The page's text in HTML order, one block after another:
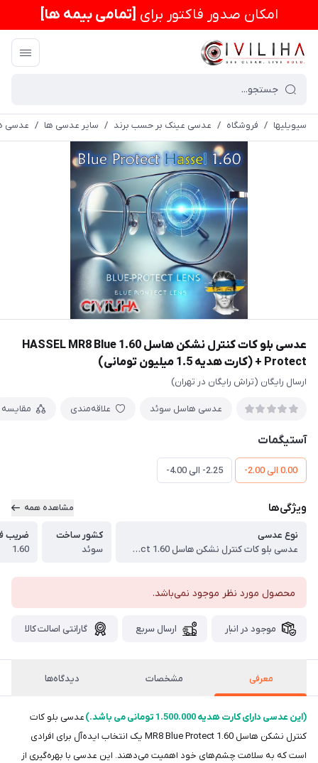
امكان صدور فاکتور برای [تمامی بیمه ها]
سیویلیها / فروشگاه / عدسی عینک بر حسب برند / سایر عدسی ها / عدسی
عدسی بلو کات کنترل نشکن هاسل 1.60 HASSEL MR8 Blue
Protect + (کارت هدیه 1.5 میلیون تومانی)
ارسال رایگان (تراش رایگان در تهران)
عدسی هاسل سوئد علاقه‌مندی مقایسه
آستیگمات
0.00 الی 2.00- 2.25- الی 4.00-
ویژگی‌ها مشاهده همه
نوع عدسی
عدسی بلو کات کنترل نشکن هاسل 1.60 HASSEL MR8 Blue Protect + (کارت هدیه یک و نیم میلیون تومانی)
کشور ساخت
سوئد
ضریب
1.60
محصول مورد نظر موجود نمی‌باشد.
موجود در انبار ارسال سریع گارانتی اصالت کالا
معرفی مشخصات دیدگاه‌ها
(این عدسی دارای کارت هدیه 1.500.000 تومانی می باشد.)
عدسی بلو کات
کنترل نشکن هاسل 1.60 MR8 Blue Protect یک انتخاب ایده‌آل برای افرادی
است که به سلامت چشم‌های خود اهمیت می‌دهند. این عدسی با بهره‌گیری از